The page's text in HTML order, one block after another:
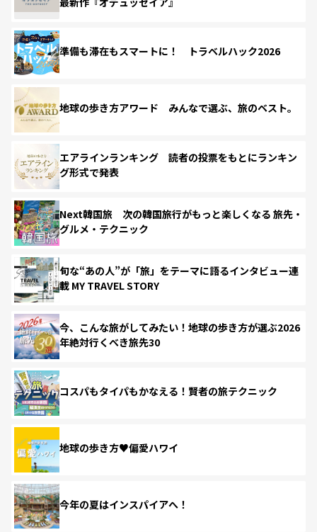
準備も滞在もスマートに！ トラベルハック2026
地球の歩き方アワード みんなで選ぶ、旅のベスト。
エアラインランキング 読者の投票をもとにランキン
グ形式で発表
Next韓国旅 次の韓国旅行がもっと楽しくなる 旅先・
グルメ・テクニック
旬な“あの人”が「旅」をテーマに語るインタビュー連
載 MY TRAVEL STORY
今、こんな旅がしてみたい！地球の歩き方が選ぶ2026
年絶対行くべき旅先30
コスパもタイパもかなえる！賢者の旅テクニック
地球の歩き方♥偏愛ハワイ
今年の夏はインスパイアへ！